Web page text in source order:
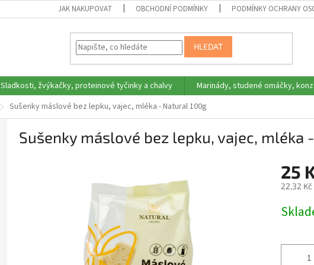
JAK NAKUPOVAT OBCHODNÍ PODMÍNKY PODMÍNKY OCHRANY
HLEDAT
Sladkosti, žvýkačky, proteinové tyčinky a chalvy Marinády, studené omáčky,
Sušenky máslové bez lepku, vajec, mléka - Natural 100g
Sušenky máslové bez lepku, vajec, mléka
25
22,32 Kč
cena: